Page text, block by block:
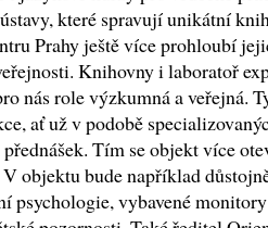
které spravují unikátní
Prahy ještě více prohloubí
Knihovny i laboratoř
nás role výzkumná a veřejná.
ať už v podobě
Tím se objekt více
objektu bude například
psychologie, vybavené